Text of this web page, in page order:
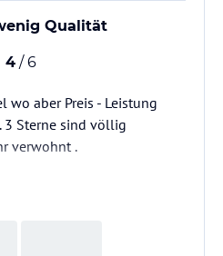
Qualität
4 / 6
wo aber Preis - Leistung
Sterne sind völlig
verwohnt .